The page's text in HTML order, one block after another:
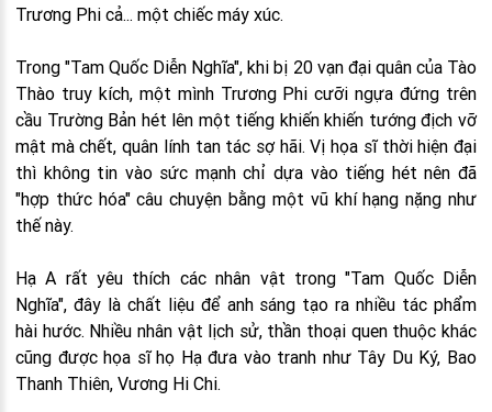
Trương Phi cả... một chiếc máy xúc.
Trong "Tam Quốc Diễn Nghĩa", khi bị 20 vạn đại quân của Tào
Thào truy kích, một mình Trương Phi cưỡi ngựa đứng trên
cầu Trường Bản hét lên một tiếng khiến khiến tướng địch vỡ
mật mà chết, quân lính tan tác sợ hãi. Vị họa sĩ thời hiện đại
thì không tin vào sức mạnh chỉ dựa vào tiếng hét nên đã
"hợp thức hóa" câu chuyện bằng một vũ khí hạng nặng như
thế này.
Hạ A rất yêu thích các nhân vật trong "Tam Quốc Diễn
Nghĩa", đây là chất liệu để anh sáng tạo ra nhiều tác phẩm
hài hước. Nhiều nhân vật lịch sử, thần thoại quen thuộc khác
cũng được họa sĩ họ Hạ đưa vào tranh như Tây Du Ký, Bao
Thanh Thiên, Vương Hi Chi.